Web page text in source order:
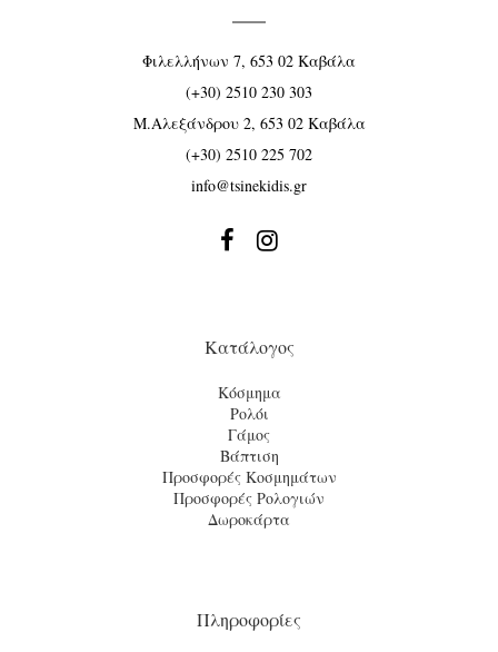
Φιλελλήνων 7, 653 02 Καβάλα
(+30) 2510 230 303
Μ.Αλεξάνδρου 2, 653 02 Καβάλα
(+30) 2510 225 702
info@tsinekidis.gr
 
Κατάλογος
Κόσμημα
Ρολόι
Γάμος
Βάπτιση
Προσφορές Κοσμημάτων
Προσφορές Ρολογιών
Δωροκάρτα
Πληροφορίες